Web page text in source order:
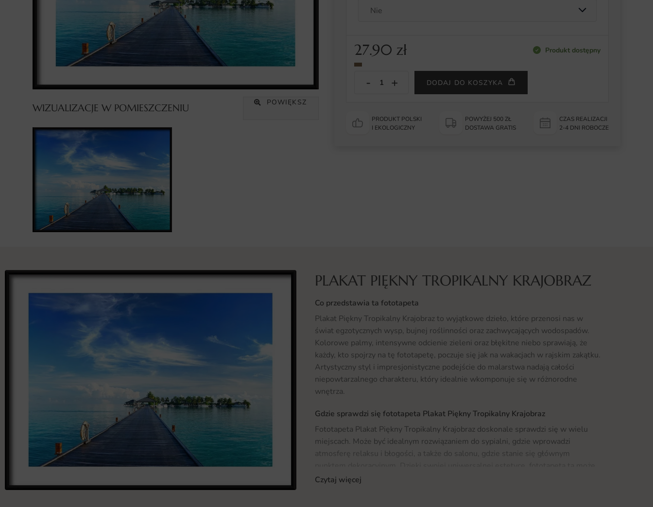
WIZUALIZACJE W POMIESZCZENIU POWIĘKSZ
27.90 zł Produkt dostępny
DODAJ DO KOSZYKA
PRODUKT POLSKI
I EKOLOGICZNY
POWYŻEJ 500 ZŁ
DOSTAWA GRATIS
CZAS REALIZACJI
2-4 DNI ROBOCZE
PLAKAT PIĘKNY TROPIKALNY KRAJOBRAZ
Co przedstawia ta fototapeta
Plakat Piękny Tropikalny Krajobraz to wyjątkowe dzieło, które przenosi nas w
świat egzotycznych wysp, bujnej roślinności oraz zachwycających wodospadów.
Kolorowe palmy, intensywne odcienie zieleni oraz błękitne niebo sprawiają, że
każdy, kto spojrzy na tę fototapetę, poczuje się jak na wakacjach w rajskim zakątku.
Artystyczny styl i impresjonistyczne podejście do malarstwa nadają całości
niepowtarzalnego charakteru, który idealnie wkomponuje się w różnorodne
wnętrza.
Gdzie sprawdzi się fototapeta Plakat Piękny Tropikalny Krajobraz
Fototapeta Plakat Piękny Tropikalny Krajobraz doskonale sprawdzi się w wielu
miejscach. Może być idealnym rozwiązaniem do sypialni, gdzie wprowadzi
atmosferę relaksu i błogości, a także do salonu, gdzie stanie się głównym
być wykorzystana w biurach, restauracjach oraz kawiarniach. Dodatkowo, jeśli
Czytaj więcej